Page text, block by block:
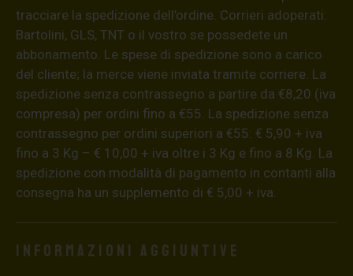
tracciare la spedizione dell’ordine. Corrieri adoperati:
Bartolini, GLS, TNT o il vostro se possedete un
abbonamento. Le spese di spedizione sono a carico
del cliente; la merce viene inviata tramite corriere. La
spedizione senza contrassegno a partire da €8,20 (iva
compresa) per ordini fino a €55. La spedizione senza
contrassegno per ordini superiori a €55: € 5,90 + iva
fino a 3 Kg – € 10,00 + iva oltre i 3 Kg e fino a 8 Kg. La
spedizione con modalità di pagamento in contanti alla
consegna ha un supplemento di € 5,00 + iva.
Informazioni aggiuntive